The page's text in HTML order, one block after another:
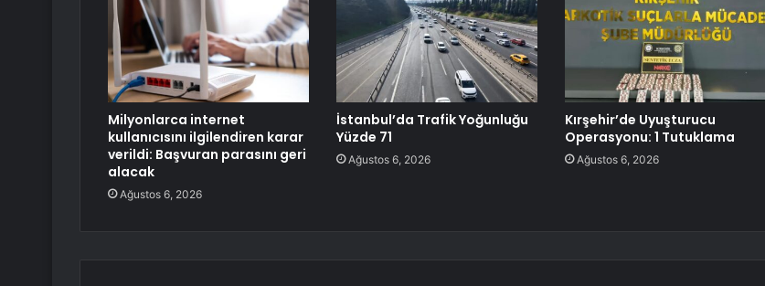
Milyonlarca internet
kullanıcısını ilgilendiren karar
verildi: Başvuran parasını geri
alacak
Ağustos 6, 2026
İstanbul’da Trafik Yoğunluğu
Yüzde 71
Ağustos 6, 2026
Kırşehir’de Uyuşturucu
Operasyonu: 1 Tutuklama
Ağustos 6, 2026